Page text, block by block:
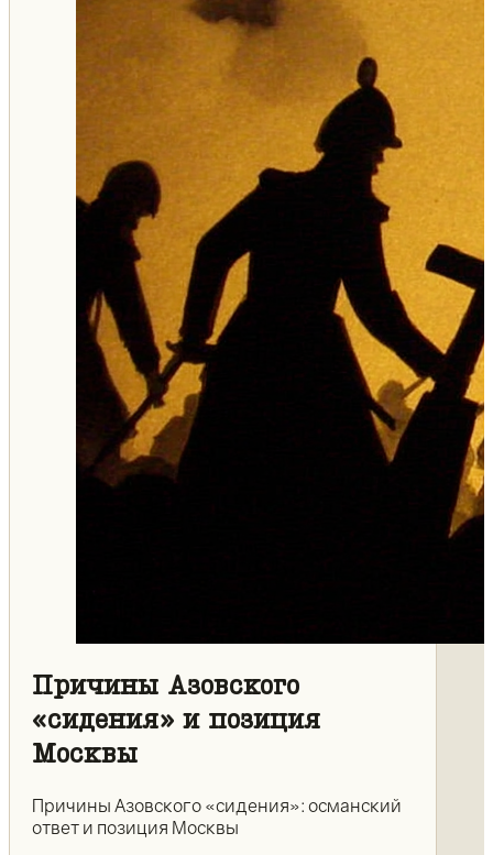
Причины Азовского
«сидения» и позиция
Москвы
Причины Азовского «сидения»: османский
ответ и позиция Москвы